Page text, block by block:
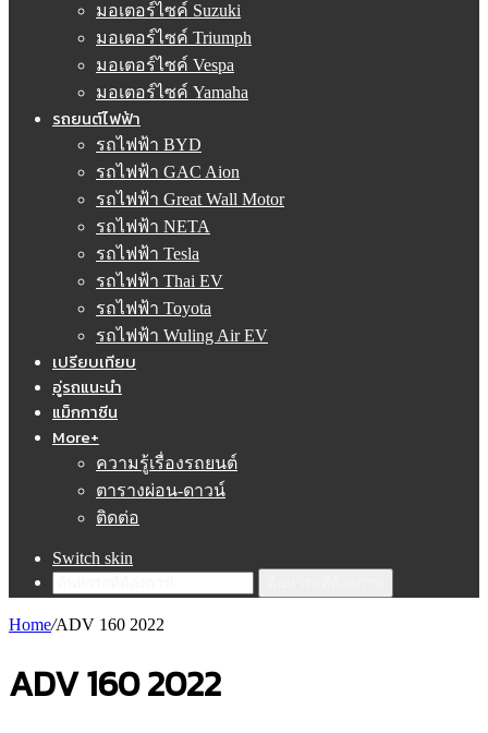
มอเตอร์ไซค์ Suzuki
มอเตอร์ไซค์ Triumph
มอเตอร์ไซค์ Vespa
มอเตอร์ไซค์ Yamaha
รถยนต์ไฟฟ้า
รถไฟฟ้า BYD
รถไฟฟ้า GAC Aion
รถไฟฟ้า Great Wall Motor
รถไฟฟ้า NETA
รถไฟฟ้า Tesla
รถไฟฟ้า Thai EV
รถไฟฟ้า Toyota
รถไฟฟ้า Wuling Air EV
เปรียบเทียบ
อู่รถแนะนำ
แม็กกาซีน
More+
ความรู้เรื่องรถยนต์
ตารางผ่อน-ดาวน์
ติดต่อ
Switch skin
Home/ADV 160 2022
ADV 160 2022